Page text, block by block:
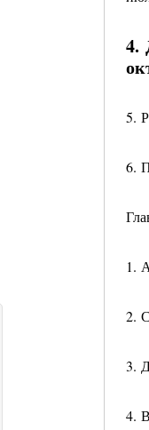
4.
5.
6.
1.
2.
3.
4.